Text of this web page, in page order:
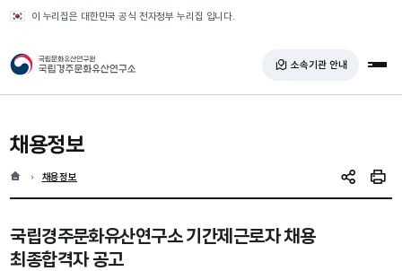
이 누리집은 대한민국 공식 전자정부 누리집 입니다.
국가유산청 국립경주문화유산연구소 소속기관 안내 전
채용정보
홈 현재 위치
채용정보 SNS 공유인쇄
국립경주문화유산연구소 기간제근로자 채용
최종합격자 공고